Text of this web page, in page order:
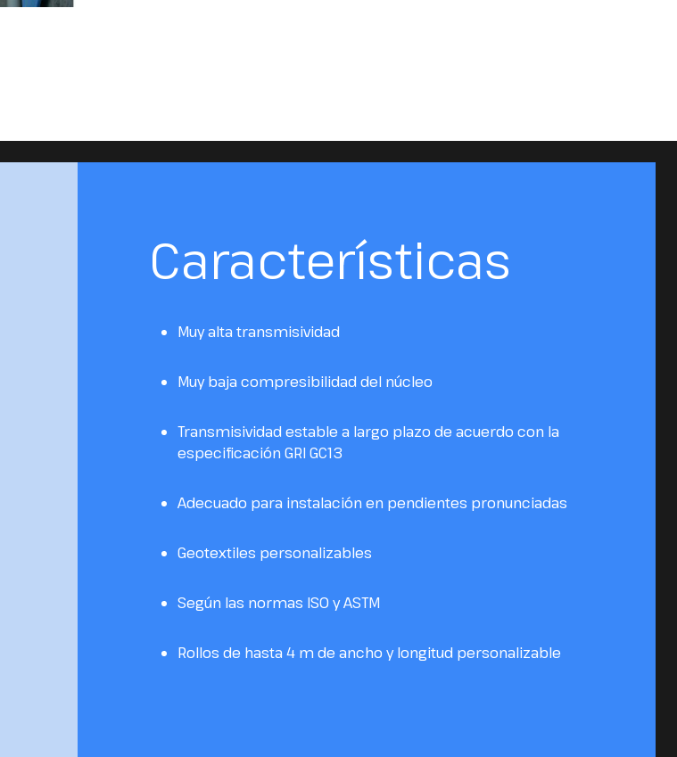
Características
Muy alta transmisividad
Muy baja compresibilidad del núcleo
Transmisividad estable a largo plazo de acuerdo con la
especificación GRI GC13
Adecuado para instalación en pendientes pronunciadas
Geotextiles personalizables
Según las normas ISO y ASTM
Rollos de hasta 4 m de ancho y longitud personalizable